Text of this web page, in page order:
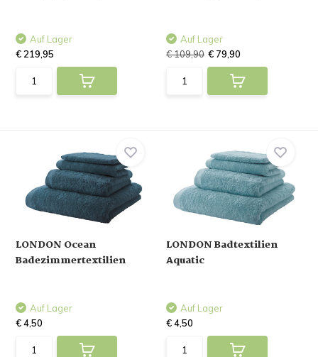
Auf Lager
€ 219,95
Auf Lager
€ 109,90 € 79,90
LONDON Ocean
Badezimmertextilien
Auf Lager
€ 4,50
LONDON Badtextilien
Aquatic
Auf Lager
€ 4,50